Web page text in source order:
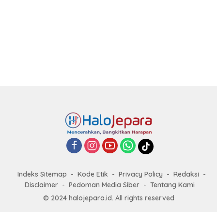
Indeks Sitemap Kode Etik Privacy Policy
Redaksi
Disclaimer
Pedoman Media Siber
Tentang Kami
© 2024 halojepara.id. All rights reserved